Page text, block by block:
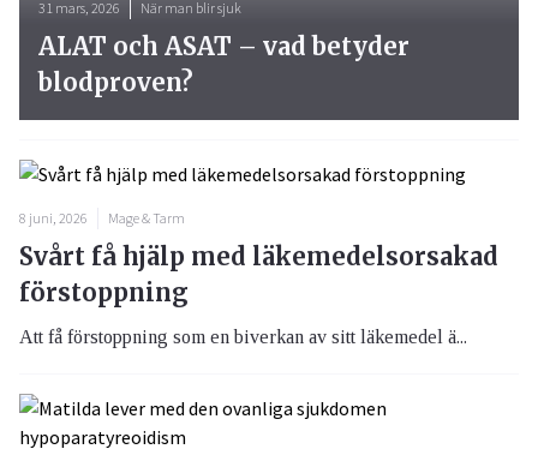
8 juni, 2026 Mage & Tarm
Svårt få hjälp med läkemedelsorsakad
förstoppning
Att få förstoppning som en biverkan av sitt läkemedel ä...
31 mars, 2026 När man blir sjuk
ALAT och ASAT – vad betyder
blodproven?